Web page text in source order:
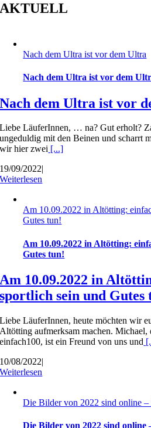
AKTUELL
Nach dem Ultra ist vor dem Ultra
Nach dem Ultra ist vor dem
Nach dem Ultra ist vor
Liebe LäuferInnen, … na? Gut erholt?
ungeduldig mit den Beinen und scharrt
wir hier zwei [...]
19/09/2022|
Weiterlesen
Am 10.09.2022 in Altötting:
Gutes tun!
Am 10.09.2022 in Altötting:
Gutes tun!
Am 10.09.2022 in
sportlich sein und Gutes
Liebe LäuferInnen, heute möchten wir
Altötting aufmerksam machen. Michael,
einfach100, ist ein Freund von uns und
10/08/2022|
Weiterlesen
Die Bilder von 2022 sind online
Die Bilder von 2022 sind online